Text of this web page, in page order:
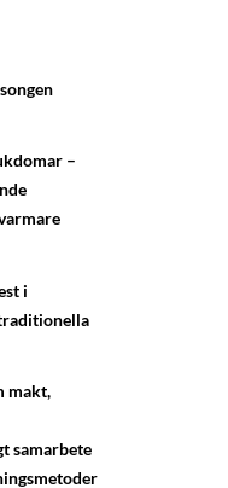
–
i
makt,
samarbete